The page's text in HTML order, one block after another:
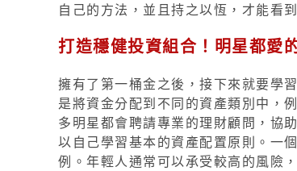
自己的方法，並且持之以恆，才能看
打造穩健投資組合！明星都愛
擁有了第一桶金之後，接下來就要學
是將資金分配到不同的資產類別中，
多明星都會聘請專業的理財顧問，協
以自己學習基本的資產配置原則。一
例。年輕人通常可以承受較高的風險